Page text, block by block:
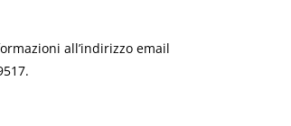
all’indirizzo email